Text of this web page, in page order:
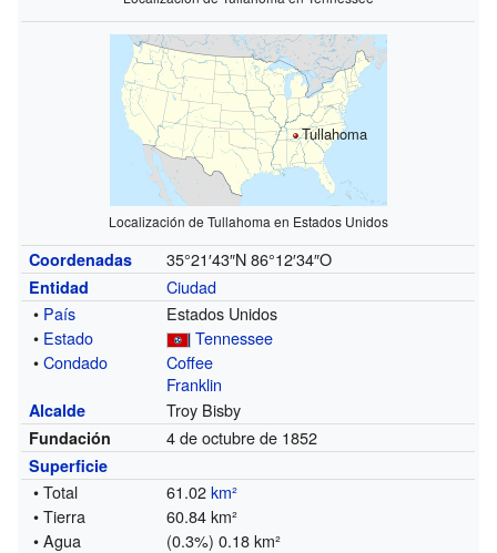
Tullahoma
Localización de Tullahoma en Estados Unidos
Coordenadas 35°21′43″N 86°12′34″O
Entidad
Ciudad
• País
Estados Unidos
• Estado
Tennessee
•Condado
Coffee
Franklin
Alcalde Troy Bisby
Fundación 4 de octubre de 1852
Superficie
• Total 61.02km²
• Tierra
60.84 km²
• Agua
(0.3%) 0.18 km²